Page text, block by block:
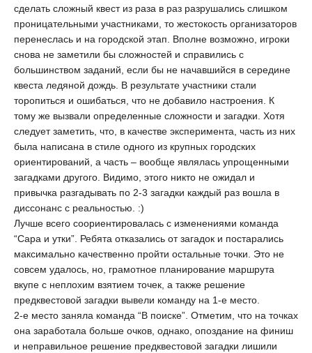
сделать сложный квест из раза в раз разрушались слишком
проницательными участниками, то жестокость организаторов
перенеслась и на городской этап. Вполне возможно, игроки
снова не заметили бы сложностей и справились с
большинством заданий, если бы не начавшийся в середине
квеста ледяной дождь. В результате участники стали
торопиться и ошибаться, что не добавило настроения. К
тому же вызвали определенные сложности и загадки. Хотя
следует заметить, что, в качестве эксперимента, часть из них
была написана в стиле одного из крупных городских
ориентирований, а часть – вообще являлась упрощенными
загадками другого. Видимо, этого никто не ожидал и
привычка разгадывать по 2-3 загадки каждый раз вошла в
диссонанс с реальностью. :)
Лучше всего соориентировалась с изменениями команда
“Сара и утки”. Ребята отказались от загадок и постарались
максимально качественно пройти остальные точки. Это не
совсем удалось, но, грамотное планирование маршрута
вкупе с неплохим взятием точек, а также решение
предквестовой загадки вывели команду на 1-е место.
2-е место заняла команда “В поиске”. Отметим, что на точках
она заработала больше очков, однако, опоздание на финиш
и неправильное решение предквестовой загадки лишили